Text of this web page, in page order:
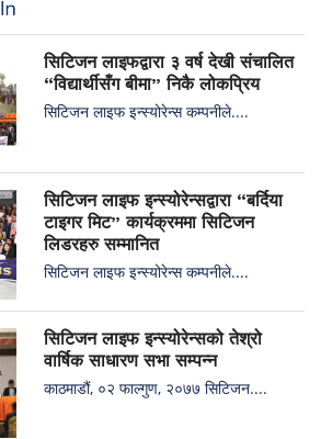
सिटिजन लाइफद्वारा ३ वर्ष देखी संचालित
“विद्यार्थीसँग बीमा” निकै लोकप्रिय
सिटिजन लाइफ इन्स्योरेन्स कम्पनीले....
सिटिजन लाइफ इन्स्योरेन्सद्वारा “बर्दिया
टाइगर मिट” कार्यक्रममा सिटिजन
लिडरहरु सम्मानित
सिटिजन लाइफ इन्स्योरेन्स कम्पनीले....
सिटिजन लाइफ इन्स्योरेन्सको तेश्रो
वार्षिक साधारण सभा सम्पन्न
काठमाडौं, ०२ फाल्गुण, २०७७ सिटिजन....